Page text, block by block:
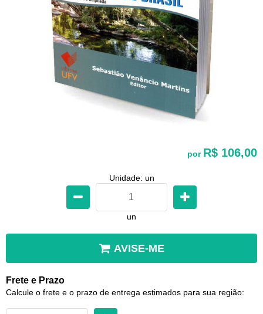
por R$ 106,00
Unidade: un
un
AVISE-ME
Frete e Prazo
Calcule o frete e o prazo de entrega estimados para sua região: